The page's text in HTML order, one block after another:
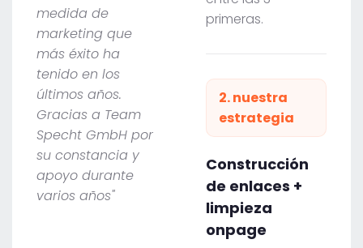
medida de
marketing que
más éxito ha
tenido en los
últimos años.
Gracias a Team
Specht GmbH por
su constancia y
apoyo durante
varios años"
primeras.
2. nuestra
estrategia
Construcción
de enlaces +
limpieza
onpage